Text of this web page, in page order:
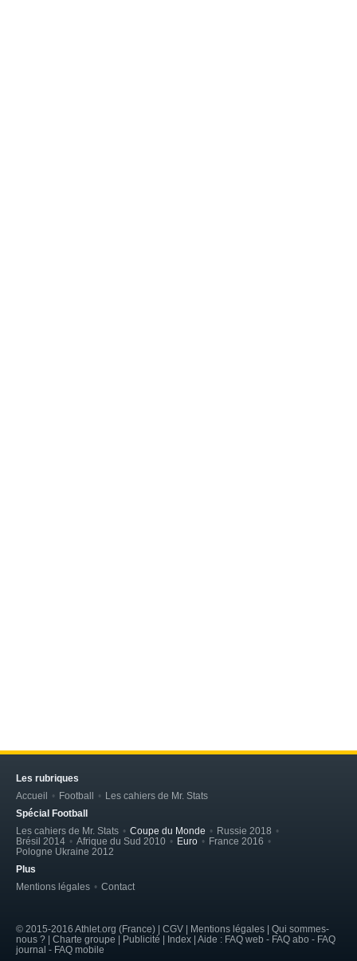
Les rubriques
Accueil
Football
Les cahiers de Mr. Stats
Spécial Football
Les cahiers de Mr. Stats
Coupe du Monde
Russie 2018
Brésil 2014
Afrique du Sud 2010 Euro
France 2016
Pologne Ukraine 2012
Plus
Mentions légales
Contact
© 2015-2016 Athlet.org (France) | CGV | Mentions légales | Qui sommes-
nous ? | Charte groupe | Publicité | Index | Aide : FAQ web - FAQ abo - FAQ
journal - FAQ mobile